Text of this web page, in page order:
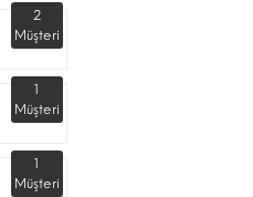
2
Müşteri
1
Müşteri
1
Müşteri